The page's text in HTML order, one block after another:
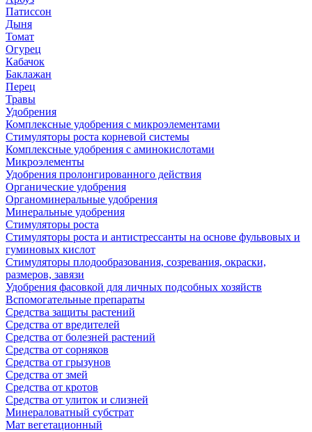
Патиссон
Дыня
Томат
Огурец
Кабачок
Баклажан
Перец
Травы
Удобрения
Комплексные удобрения с микроэлементами
Стимуляторы роста корневой системы
Комплексные удобрения с аминокислотами
Микроэлементы
Удобрения пролонгированного действия
Органические удобрения
Органоминеральные удобрения
Минеральные удобрения
Стимуляторы роста
Стимуляторы роста и антистрессанты на основе фульвовых и
гуминовых кислот
Стимуляторы плодообразования, созревания, окраски,
размеров, завязи
Удобрения фасовкой для личных подсобных хозяйств
Вспомогательные препараты
Средства защиты растений
Средства от вредителей
Средства от болезней растений
Средства от сорняков
Средства от грызунов
Средства от змей
Средства от кротов
Средства от улиток и слизней
Минераловатный субстрат
Мат вегетационный